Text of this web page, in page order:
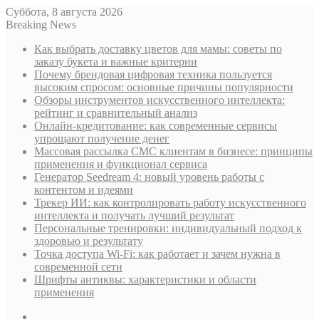
Суббота, 8 августа 2026
Breaking News
Как выбрать доставку цветов для мамы: советы по
заказу букета и важные критерии
Почему брендовая цифровая техника пользуется
высоким спросом: основные причины популярности
Обзоры инструментов искусственного интеллекта:
рейтинг и сравнительный анализ
Онлайн-кредитование: как современные сервисы
упрощают получение денег
Массовая рассылка СМС клиентам в бизнесе: принципы
применения и функционал сервиса
Генератор Seedream 4: новый уровень работы с
контентом и идеями
Трекер ИИ: как контролировать работу искусственного
интеллекта и получать лучший результат
Персональные тренировки: индивидуальный подход к
здоровью и результату
Точка доступа Wi-Fi: как работает и зачем нужна в
современной сети
Шрифты антиквы: характеристики и области
применения